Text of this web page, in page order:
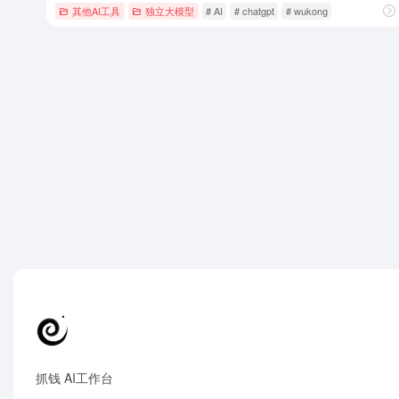
其他AI工具 独立大模型 # AI # chatgpt # wukong
抓钱 AI工作台